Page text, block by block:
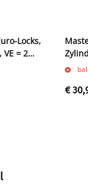
Locks,
= 2
45 A
€